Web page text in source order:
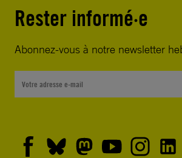
Rester informé·e
Abonnez-vous à notre newsletter